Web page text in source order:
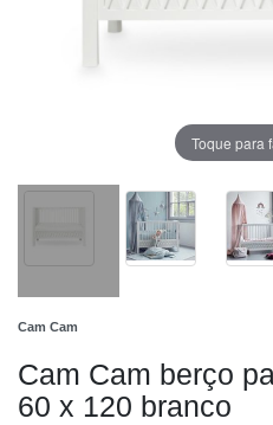
Toque para
Cam Cam
Cam Cam berço
60 x 120 branco